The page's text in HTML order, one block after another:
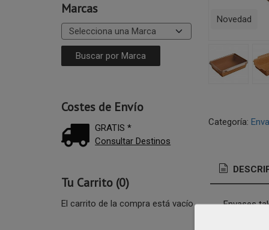
Marcas
Costes de Envío
GRATIS *
Consultar Destinos
Tu Carrito (0)
El carrito de la compra está vacío
Novedad
Categoría:
Envases